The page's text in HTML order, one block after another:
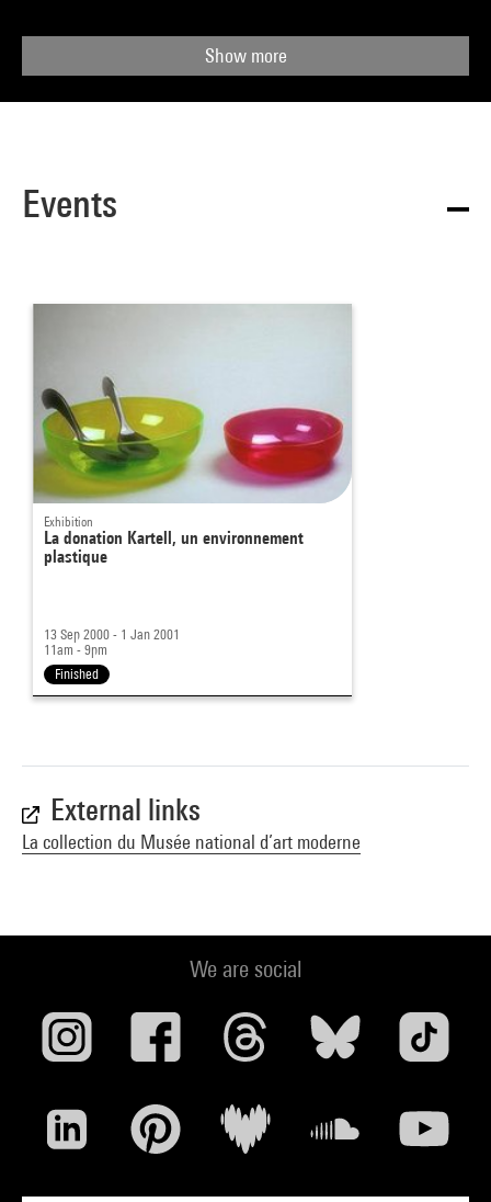
Show more
Events
Exhibition
La donation Kartell, un environnement
plastique
13 Sep 2000 - 1 Jan 2001
11am - 9pm
Finished
External links
La collection du Musée national d’art moderne
We are social